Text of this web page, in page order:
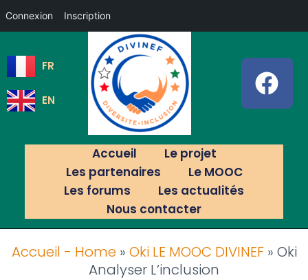
Connexion Inscription
FR
EN
Accueil
Le projet
Les partenaires
Le MOOC
Les forums
Les actualités
Nous contacter
Accueil - Home» Oki LE MOOC DIVINEF» Oki
Analyser L’inclusion